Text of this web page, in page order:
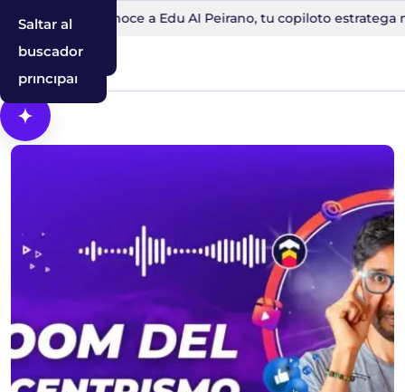
Saltar al
contenido
principal
Saltar a la
navegación
Saltar al
buscador
Conoce a Edu AI Peirano, tu copiloto estratega
Abrir Cosmos, el asistente con IA